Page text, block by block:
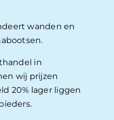
wanden en
in
wij prijzen
20% lager liggen